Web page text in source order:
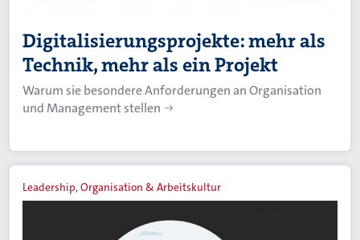
Digitalisierungsprojekte: mehr als
Technik, mehr als ein Projekt
Warum sie besondere Anforderungen an Organisation
und Management stellen
Leadership, Organisation & Arbeitskultur